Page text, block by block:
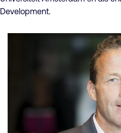
Development.